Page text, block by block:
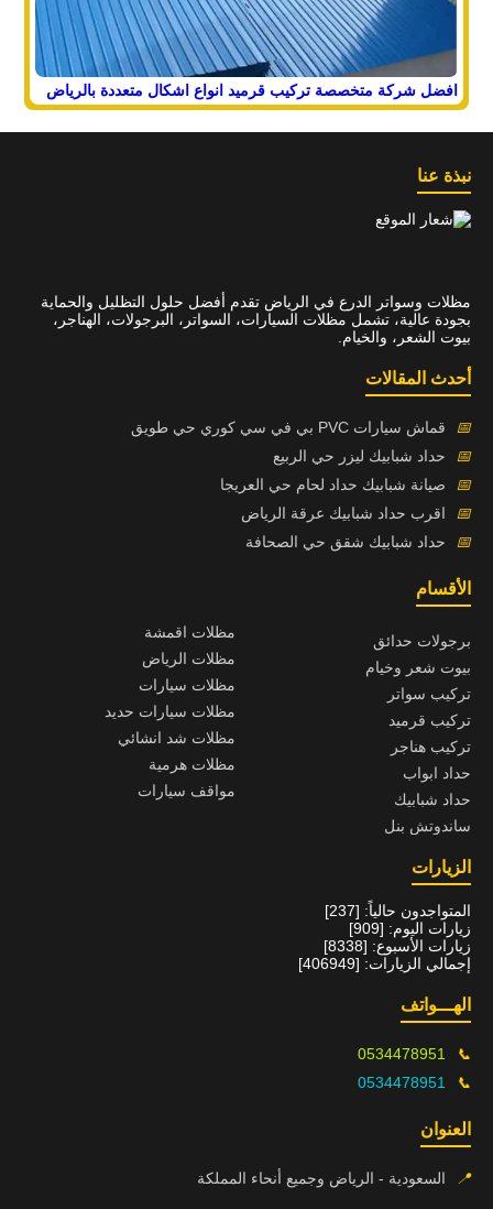
افضل شركة متخصصة تركيب قرميد انواع اشكال متعددة بالرياض
نبذة عنا
مظلات وسواتر الدرع في الرياض تقدم أفضل حلول التظليل والحماية
بجودة عالية، تشمل مظلات السيارات، السواتر، البرجولات، الهناجر،
بيوت الشعر، والخيام.
أحدث المقالات
📅
قماش سيارات PVC بي في سي كوري حي طويق
📅
حداد شبابيك ليزر حي الربيع
📅
صيانة شبابيك حداد لحام حي العريجا
📅
اقرب حداد شبابيك عرقة الرياض
📅
حداد شبابيك شقق حي الصحافة
الأقسام
برجولات حدائق
بيوت شعر وخيام
تركيب سواتر
تركيب قرميد
تركيب هناجر
حداد ابواب
حداد شبابيك
ساندوتش بنل
مظلات اقمشة
مظلات الرياض
مظلات سيارات
مظلات سيارات حديد
مظلات شد انشائي
مظلات هرمية
مواقف سيارات
الزيارات
المتواجدون حالياً: [237]
زيارات اليوم: [909]
زيارات الأسبوع: [8338]
إجمالي الزيارات: [406949]
الهـــواتف
📞
0534478951
📞
0534478951
العنوان
📍 السعودية - الرياض وجميع أنحاء المملكة